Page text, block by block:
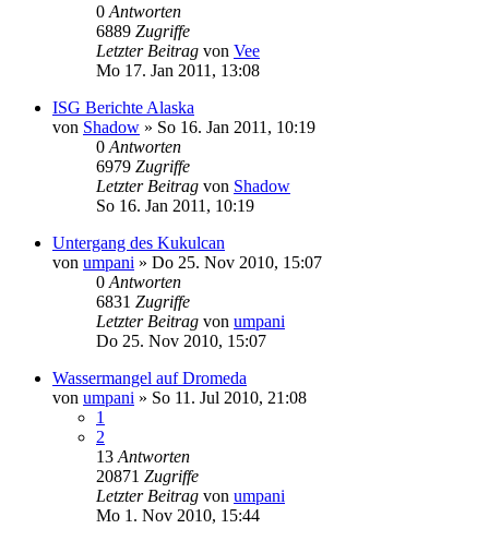
0 Antworten
6889 Zugriffe
Letzter Beitrag von Vee
Mo 17. Jan 2011, 13:08
ISG Berichte Alaska
von Shadow » So 16. Jan 2011, 10:19
0 Antworten
6979 Zugriffe
Letzter Beitrag von Shadow
So 16. Jan 2011, 10:19
Untergang des Kukulcan
von umpani » Do 25. Nov 2010, 15:07
0 Antworten
6831 Zugriffe
Letzter Beitrag von umpani
Do 25. Nov 2010, 15:07
Wassermangel auf Dromeda
von umpani » So 11. Jul 2010, 21:08
1
2
13 Antworten
20871 Zugriffe
Letzter Beitrag von umpani
Mo 1. Nov 2010, 15:44